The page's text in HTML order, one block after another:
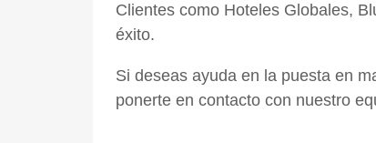
Clientes como Hoteles Globales,
éxito.
Si deseas ayuda en la puesta en
ponerte en contacto con nuestro